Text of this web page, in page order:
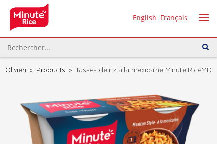
English Français
Olivieri » Products » Tasses de riz à la mexicaine Minute RiceMD